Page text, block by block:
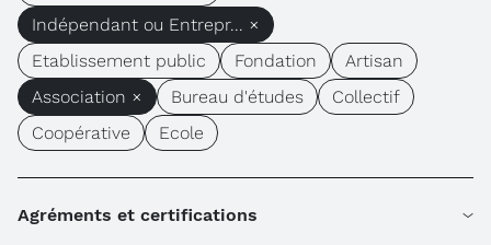
Indépendant ou Entrepr... ×
Etablissement public
Fondation
Artisan
Association ×
Bureau d'études
Collectif
Coopérative
Ecole
Agréments et certifications